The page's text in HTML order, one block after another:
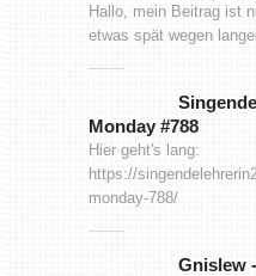
Hallo, mein Beitrag ist
etwas spät wegen
Monday #788
Hier geht's lang:
https://
monday-788/
Gnislew -